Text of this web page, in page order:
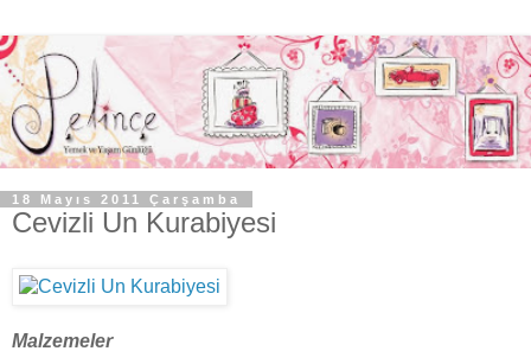
18 Mayıs 2011 Çarşamba
Cevizli Un Kurabiyesi
Malzemeler